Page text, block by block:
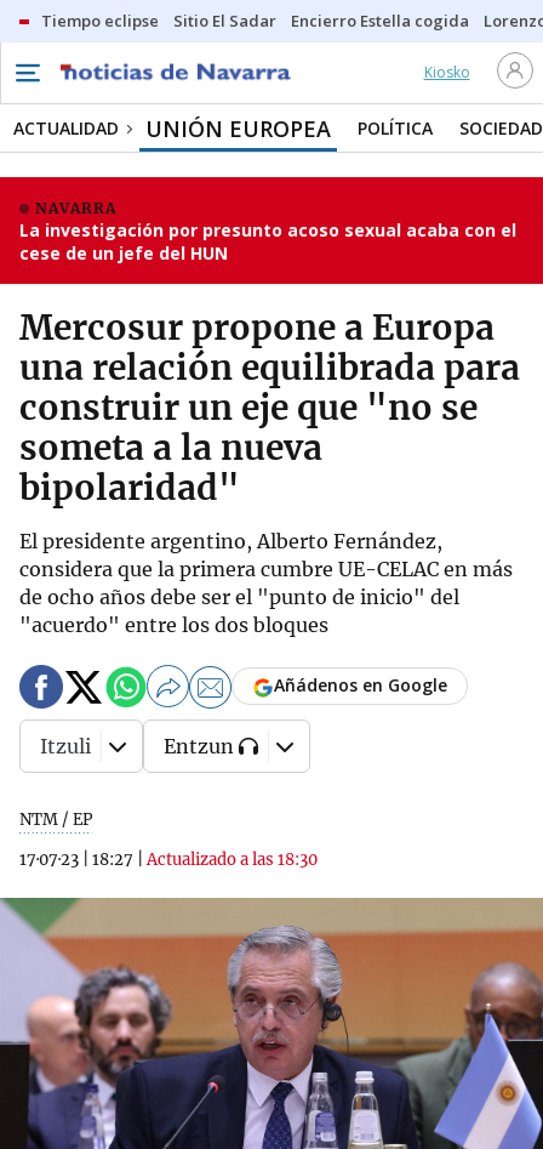
Tiempo eclipse Sitio El Sadar Encierro Estella cogida
Kiosko
ACTUALIDAD UNIÓN EUROPEA POLÍTICA SOCIEDAD
NAVARRA
La investigación por presunto acoso sexual acaba con el
cese de un jefe del HUN
Mercosur propone a Europa
una relación equilibrada para
construir un eje que "no se
someta a la nueva
bipolaridad"
El presidente argentino, Alberto Fernández,
considera que la primera cumbre UE-CELAC en más
de ocho años debe ser el "punto de inicio" del
"acuerdo" entre los dos bloques
NTM / EP
17·07·23
18:27 |Actualizado a las 18:30
Añádenos en Google
Itzuli Entzun